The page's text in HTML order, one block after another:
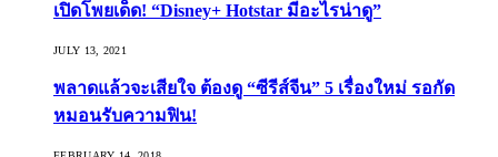
เปิดโพยเด็ด! “Disney+ Hotstar มีอะไรน่าดู”
JULY 13, 2021
พลาดแล้วจะเสียใจ ต้องดู “ซีรีส์จีน” 5 เรื่องใหม่ รอกัด
หมอนรับความฟิน!